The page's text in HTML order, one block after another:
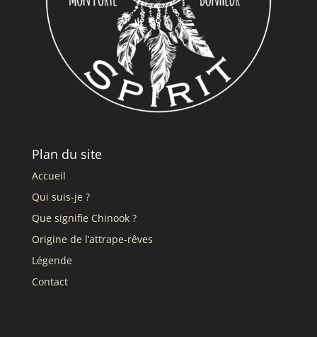
Plan du site
Accueil
Qui suis-je ?
Que signifie Chinook ?
Origine de l’attrape-rêves
Légende
Contact